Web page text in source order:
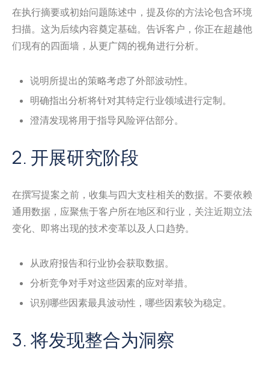
在执行摘要或初始问题陈述中，提及你的方法论包含环境
扫描。这为后续内容奠定基础。告诉客户，你正在超越他
们现有的四面墙，从更广阔的视角进行分析。
说明所提出的策略考虑了外部波动性。
明确指出分析将针对其特定行业领域进行定制。
澄清发现将用于指导风险评估部分。
2. 开展研究阶段
在撰写提案之前，收集与四大支柱相关的数据。不要依赖
通用数据，应聚焦于客户所在地区和行业，关注近期立法
变化、即将出现的技术变革以及人口趋势。
从政府报告和行业协会获取数据。
分析竞争对手对这些因素的应对举措。
识别哪些因素最具波动性，哪些因素较为稳定。
3. 将发现整合为洞察